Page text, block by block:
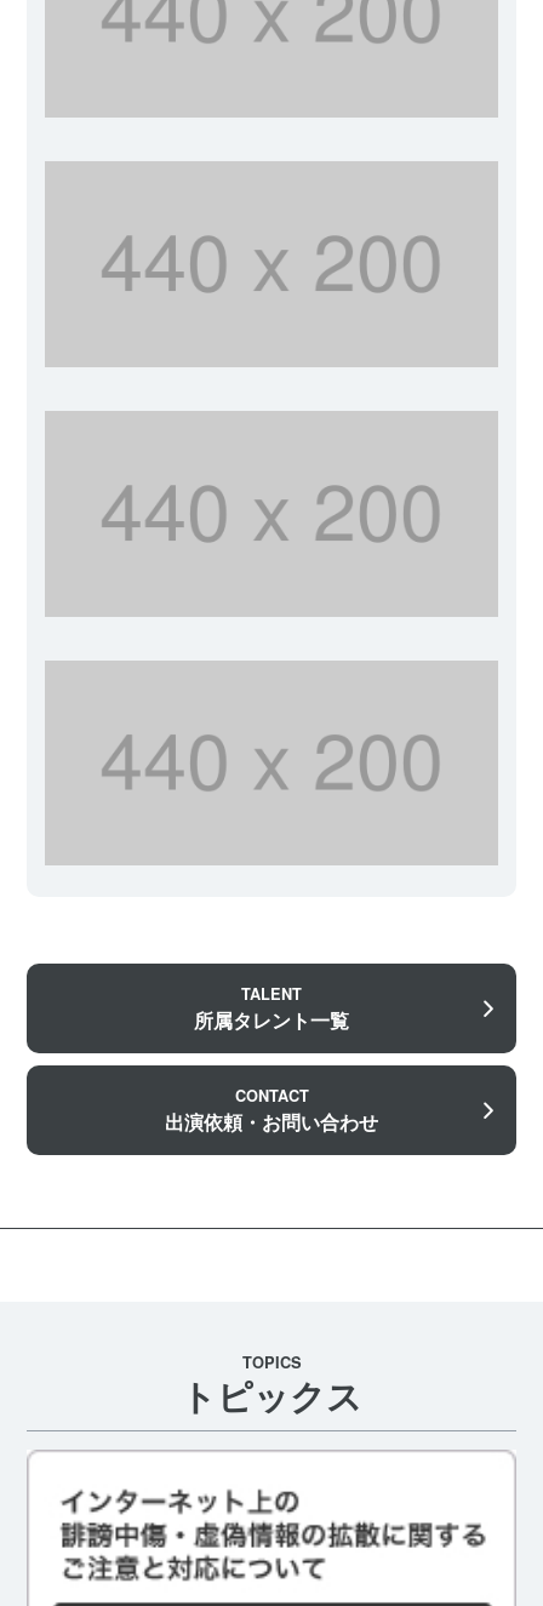
TALENT
所属タレント一覧
CONTACT
出演依頼・お問い合わせ
TOPICS
トピックス